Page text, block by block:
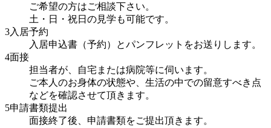
ご希望の方はご相談下さい。
土・日・祝日の見学も可能です。
3入居予約
入居申込書（予約）とパンフレットをお送りします。
4面接
担当者が、自宅または病院等に伺います。
ご本人のお身体の状態や、生活の中での留意すべき点
などを確認させて頂きます。
5申請書類提出
面接終了後、申請書類をご提出頂きます。